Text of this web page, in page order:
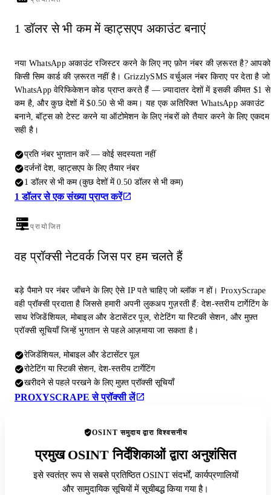
1 डॉलर से भी कम में व्हाट्सएप अकाउंट बनाएं
नया WhatsApp अकाउंट रजिस्टर करने के लिए नए फ़ोन नंबर की ज़रूरत है? आपको
किसी सिम कार्ड की ज़रूरत नहीं है। GrizzlySMS वर्चुअल नंबर किराए पर देता है जो
WhatsApp वेरिफिकेशन कोड प्राप्त करते हैं — ज़्यादातर देशों में इसकी कीमत $1 से
कम है, और कुछ देशों में $0.50 से भी कम। यह एक अतिरिक्त WhatsApp अकाउंट
बनाने, बॉट्स को टेस्ट करने या ऑटोमेशन के लिए नंबरों को तैयार करने के लिए एकदम
सही है।
प्रति नंबर भुगतान करें — कोई सदस्यता नहीं
दर्जनों देश, व्हाट्सएप के लिए तैयार नंबर
1 डॉलर से भी कम (कुछ देशों में 0.50 डॉलर से भी कम)
1 डॉलर से एक संख्या प्राप्त करें
प्रायोजित
वह प्रॉक्सी नेटवर्क जिस पर हम चलते हैं
बड़े पैमाने पर नंबर जाँचने के लिए ऐसे IP पते चाहिए जो ब्लॉक न हों। ProxyScrape
वही प्रॉक्सी प्रदाता है जिससे हमारी अपनी लुकअप गुज़रती हैं: देश-स्तरीय टार्गेटिंग के
साथ रेजिडेंशियल, मोबाइल और डेटासेंटर पूल, रोटेटिंग या स्टिकी सेशन, और मुफ़्त
प्रॉक्सी सूचियाँ जिन्हें भुगतान से पहले आज़माया जा सकता है।
रेजिडेंशियल, मोबाइल और डेटासेंटर पूल
रोटेटिंग या स्टिकी सेशन, देश-स्तरीय टार्गेटिंग
खरीदने से पहले परखने के लिए मुफ़्त प्रॉक्सी सूचियाँ
PROXYSCRAPE से प्रॉक्सी लें
OSINT समुदाय द्वारा विश्वसनीय
प्रमुख OSINT निर्देशिकाओं द्वारा अनुशंसित
इसे स्वतंत्र रूप से सबसे प्रतिष्ठित OSINT संदर्भों, कार्यप्रणालियों
और सामुदायिक सूचियों में सूचीबद्ध किया गया है।